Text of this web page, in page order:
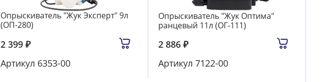
Опрыскиватель "Жук Эксперт" 9л
(ОП-280)
2 399 ₽
Артикул 6353-00
Опрыскиватель "Жук Оптима"
ранцевый 11л (ОГ-111)
2 886 ₽
Артикул 7122-00